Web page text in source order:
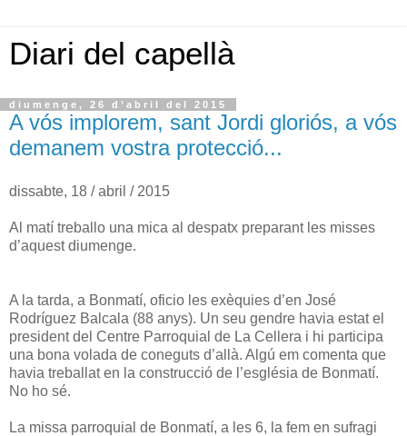
Diari del capellà
diumenge, 26 d’abril del 2015
A vós implorem, sant Jordi gloriós, a vós
demanem vostra protecció...
dissabte, 18 / abril / 2015
Al matí treballo una mica al despatx preparant les misses
d’aquest diumenge.
A la tarda, a Bonmatí, oficio les exèquies d’en José
Rodríguez Balcala (88 anys). Un seu gendre havia estat el
president del Centre Parroquial de La Cellera i hi participa
una bona volada de coneguts d’allà. Algú em comenta que
havia treballat en la construcció de l’església de Bonmatí.
No ho sé.
La missa parroquial de Bonmatí, a les 6, la fem en sufragi